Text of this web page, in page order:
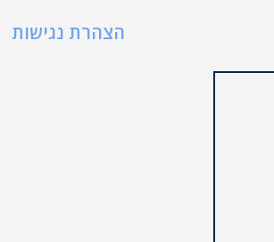
הצהרת נגישות